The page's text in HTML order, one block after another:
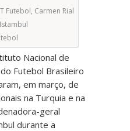
Futebol, Carmen Rial
Nacional de
Futebol Brasileiro
em março, de
na Turquia e na
geral
durante a